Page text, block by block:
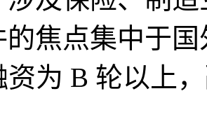
的焦点集中于
资为 B 轮以上